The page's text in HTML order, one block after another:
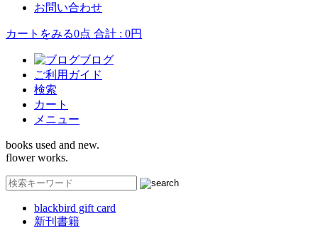
お問い合わせ
カートをみる0点 合計 : 0円
ブログ
ご利用ガイド
検索
カート
メニュー
books used and new.
flower works.
blackbird gift card
新刊書籍